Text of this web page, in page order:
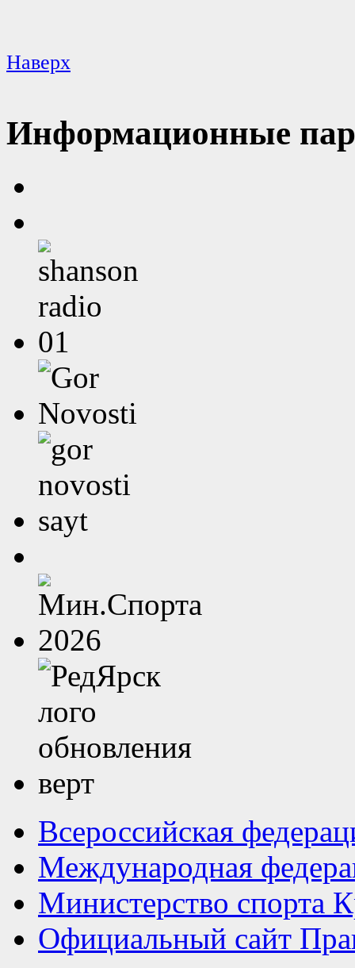
Наверх
Информационные
Всероссийская
Международная
Министерство спорта
Официальный сайт